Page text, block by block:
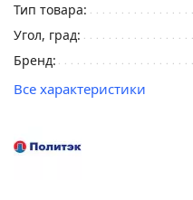
Тип товара:
Угол, град:
Бренд:
Все характеристики